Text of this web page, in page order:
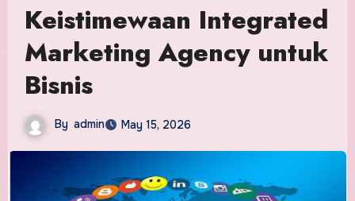
Keistimewaan Integrated
Marketing Agency untuk
Bisnis
By admin May 15, 2026